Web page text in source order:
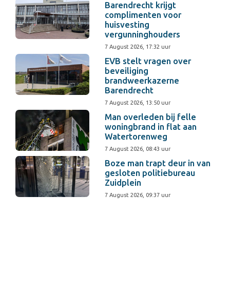
Barendrecht krijgt
complimenten voor
huisvesting
vergunninghouders
7 August 2026, 17:32 uur
EVB stelt vragen over
beveiliging
brandweerkazerne
Barendrecht
7 August 2026, 13:50 uur
Man overleden bij felle
woningbrand in flat aan
Watertorenweg
7 August 2026, 08:43 uur
Boze man trapt deur in van
gesloten politiebureau
Zuidplein
7 August 2026, 09:37 uur